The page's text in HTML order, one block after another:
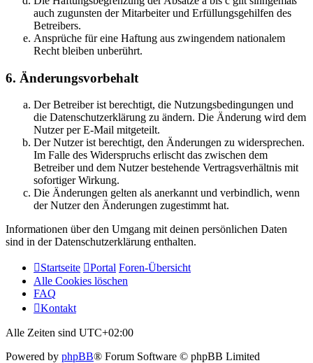
auch zugunsten der Mitarbeiter und Erfüllungsgehilfen des
Betreibers.
Ansprüche für eine Haftung aus zwingendem nationalem
Recht bleiben unberührt.
6. Änderungsvorbehalt
Der Betreiber ist berechtigt, die Nutzungsbedingungen und
die Datenschutzerklärung zu ändern. Die Änderung wird dem
Nutzer per E-Mail mitgeteilt.
Der Nutzer ist berechtigt, den Änderungen zu widersprechen.
Im Falle des Widerspruchs erlischt das zwischen dem
Betreiber und dem Nutzer bestehende Vertragsverhältnis mit
sofortiger Wirkung.
Die Änderungen gelten als anerkannt und verbindlich, wenn
der Nutzer den Änderungen zugestimmt hat.
Informationen über den Umgang mit deinen persönlichen Daten
sind in der Datenschutzerklärung enthalten.
Startseite Portal Foren-Übersicht
Alle Cookies löschen
FAQ
Kontakt
Alle Zeiten sind UTC+02:00
Powered by phpBB® Forum Software © phpBB Limited